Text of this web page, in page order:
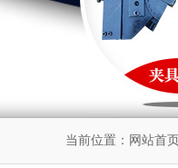
当前位置： 网站首页